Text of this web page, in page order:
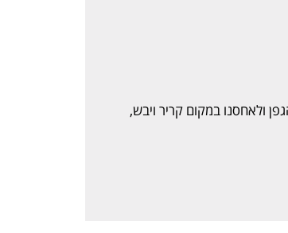
ולאחסנו במקום קריר ויבש,